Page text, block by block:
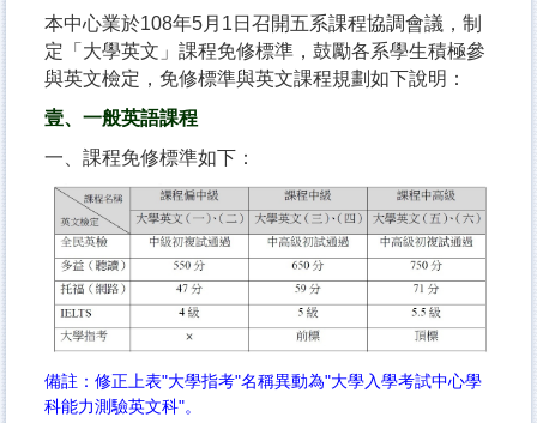
本中心業於108年5月1日召開五系課程協調會議，制
定「大學英文」課程免修標準，鼓勵各系學生積極參
與英文檢定，免修標準與英文課程規劃如下說明：
壹、一般英語課程
一、課程免修標準如下：
備註：修正上表"大學指考"名稱異動為"大學入學考試中心學
科能力測驗英文科"。